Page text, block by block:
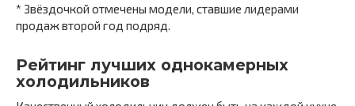
* Звёздочкой отмечены модели, ставшие лидерами
продаж второй год подряд.
Рейтинг лучших однокамерных
холодильников